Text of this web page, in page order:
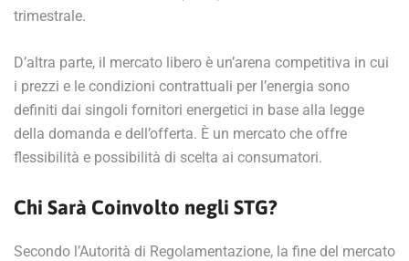
trimestrale.
D’altra parte, il mercato libero è un’arena competitiva in cui
i prezzi e le condizioni contrattuali per l’energia sono
definiti dai singoli fornitori energetici in base alla legge
della domanda e dell’offerta. È un mercato che offre
flessibilità e possibilità di scelta ai consumatori.
Chi Sarà Coinvolto negli STG?
Secondo l’Autorità di Regolamentazione, la fine del mercato